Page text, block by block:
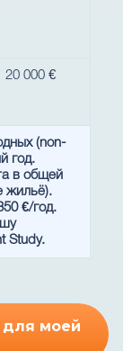
20 000 €
(non-
год.
в общей
жильё).
€/год.
Study.
для моей